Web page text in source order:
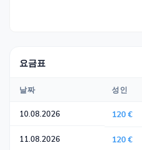
요금표
날짜 성인
10.08.2026 120 €
11.08.2026 120 €